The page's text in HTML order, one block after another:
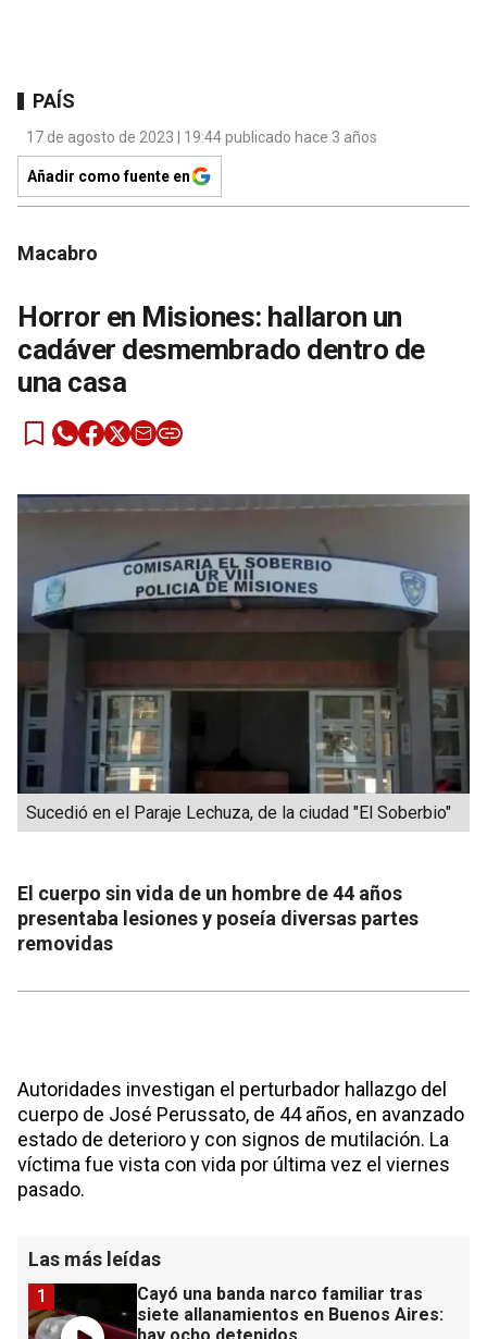
PAÍS
17 de agosto de 2023 | 19:44 publicado hace 3 años
Añadir como fuente en
Macabro
Horror en Misiones: hallaron un
cadáver desmembrado dentro de
una casa
Sucedió en el Paraje Lechuza, de la ciudad "El Soberbio"
El cuerpo sin vida de un hombre de 44 años
presentaba lesiones y poseía diversas partes
removidas
Autoridades investigan el perturbador hallazgo del
cuerpo de José Perussato, de 44 años, en avanzado
estado de deterioro y con signos de mutilación. La
víctima fue vista con vida por última vez el viernes
pasado.
Las más leídas
Cayó una banda narco familiar tras
siete allanamientos en Buenos Aires:
1